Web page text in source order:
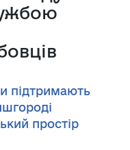
підтримають
простір